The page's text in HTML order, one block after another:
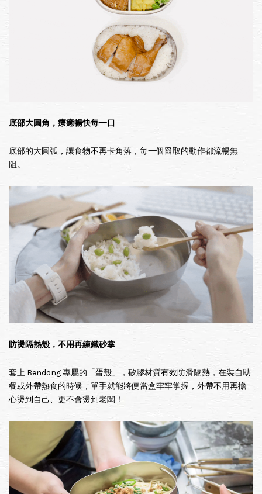
底部大圓角，療癒暢快每一口
底部的大圓弧，讓食物不再卡角落，每一個舀取的動作都流暢無
阻。
防燙隔熱殼，不用再練鐵砂掌
套上 Bendong 專屬的「蛋殼」，矽膠材質有效防滑隔熱，在裝自助
餐或外帶熱食的時候，單手就能將便當盒牢牢掌握，外帶不用再擔
心燙到自己、更不會燙到老闆！